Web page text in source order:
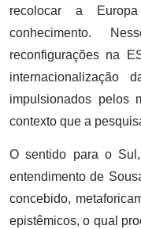
recolocar a
conhecimento.
reconfigurações na
internacionalização
impulsionados pelos
contexto que a
O sentido para o
entendimento de
concebido,
epistêmicos, o qual